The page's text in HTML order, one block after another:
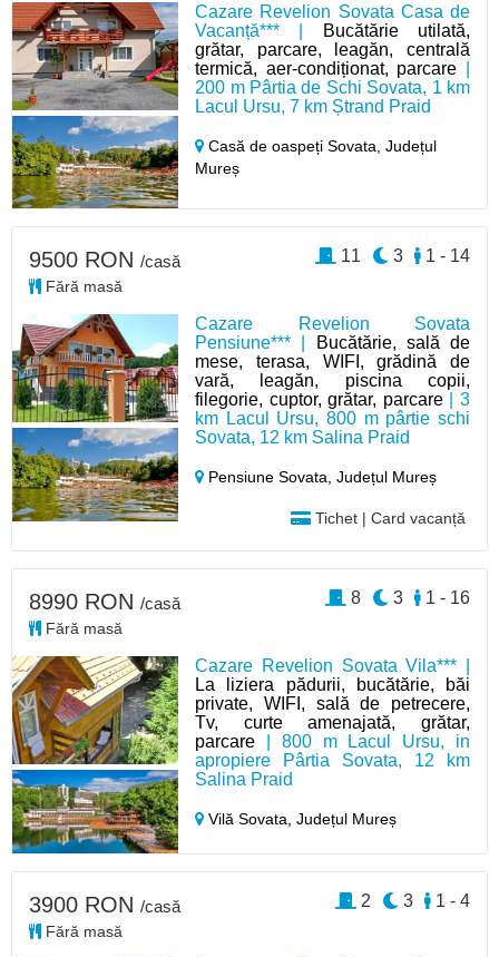
Cazare Revelion Sovata Casa de
Vacanță*** |
Bucătărie utilată,
grătar, parcare, leagăn, centrală
termică, aer-condiționat, parcare
200 m Pârtia de Schi Sovata, 1 km
Lacul Ursu, 7 km Ștrand Praid
Casă de oaspeți Sovata,Județul
Mureș
Cazare Revelion Sovata
Pensiune*** |
Bucătărie, sală de
mese, terasa, WIFI, grădină de
vară, leagăn, piscina copii,
filegorie, cuptor, grătar, parcare| 3
km Lacul Ursu, 800 m pârtie schi
Sovata, 12 km Salina Praid
Pensiune Sovata,Județul Mureș
Tichet | Card vacanță
9500 RON /casă
Fără masă
1 - 14
3
11
Cazare Revelion Sovata Vila*** |
La liziera pădurii, bucătărie, băi
private, WIFI, sală de petrecere,
Tv, curte amenajată, grătar,
parcare | 800 m Lacul Ursu, in
apropiere Pârtia Sovata, 12 km
Salina Praid
Vilă Sovata,Județul Mureș
8990 RON /casă
Fără masă
1 - 16
3
8
3900 RON /casă
Fără masă
1 - 4
3
2